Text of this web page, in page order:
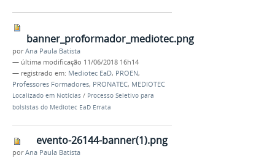
banner_proformador_mediotec.png
porAna Paula Batista
— última modificação 11/06/2018 16h14
— registrado em: Mediotec EaD, PROEN,
Professores Formadores, PRONATEC, MEDIOTEC
Localizado em Notícias / Processo Seletivo para
bolsistas do Mediotec EaD Errata
evento-26144-banner(1).png
porAna Paula Batista